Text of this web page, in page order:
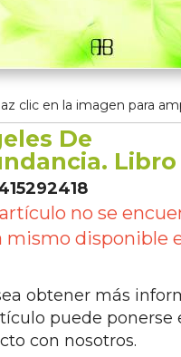
clic en la imagen para
De
Libro
no se
mismo disponible
obtener más
puede ponerse
con nosotros.